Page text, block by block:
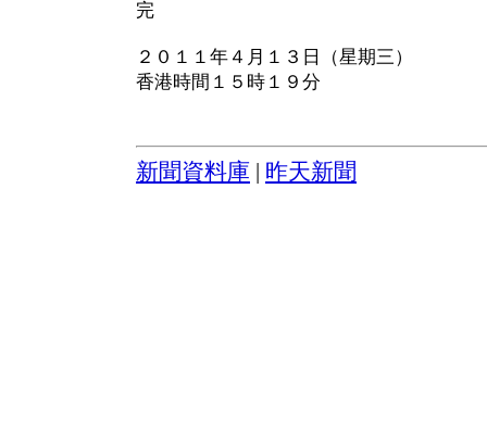
完
２０１１年４月１３日（星期三）
香港時間１５時１９分
新聞資料庫 昨天新聞